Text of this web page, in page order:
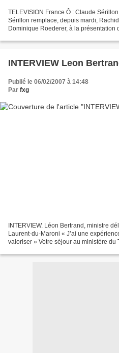
TELEVISION France Ô : Claude
Sérillon remplace, depuis mardi,
Dominique Roederer, à la présentation
INTERVIEW Leon
Publié le 06/02/2007 à 14:48
Par fxg
INTERVIEW. Léon Bertrand, ministre
Laurent-du-Maroni « J’ai une
valoriser » Votre séjour au ministère